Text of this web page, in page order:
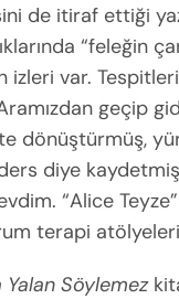
de itiraf ettiği
“feleğin
izleri var.
geçip
dönüştürmüş,
ders diye
“Alice
terapi
Söylemez